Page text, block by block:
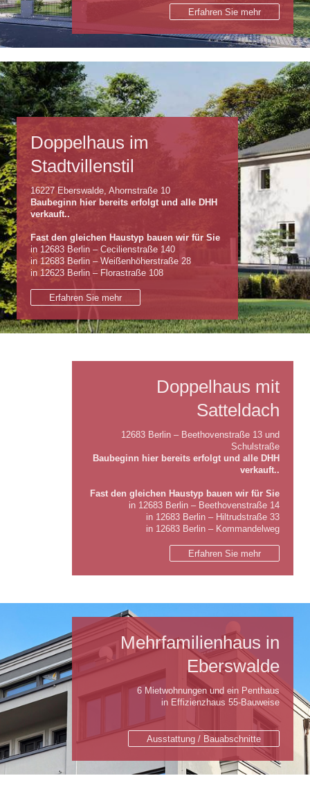
Erfahren Sie mehr
Doppelhaus im
Stadtvillenstil
16227 Eberswalde, Ahornstraße 10
Baubeginn hier bereits erfolgt und alle DHH
verkauft..
Fast den gleichen Haustyp bauen wir für Sie
in 12683 Berlin – Cecilienstraße 140
in 12683 Berlin – Weißenhöherstraße 28
in 12623 Berlin – Florastraße 108
Erfahren Sie mehr
Doppelhaus mit
Satteldach
12683 Berlin – Beethovenstraße 13 und
Schulstraße
Baubeginn hier bereits erfolgt und alle DHH
verkauft..
Fast den gleichen Haustyp bauen wir für Sie
in 12683 Berlin – Beethovenstraße 14
in 12683 Berlin – Hiltrudstraße 33
in 12683 Berlin – Kommandelweg
Erfahren Sie mehr
Mehrfamilienhaus in
Eberswalde
6 Mietwohnungen und ein Penthaus
in Effizienzhaus 55-Bauweise
Ausstattung / Bauabschnitte